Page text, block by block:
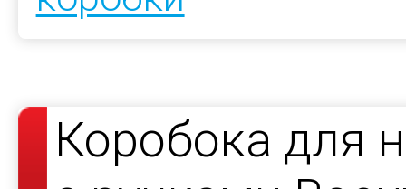
Коробока для